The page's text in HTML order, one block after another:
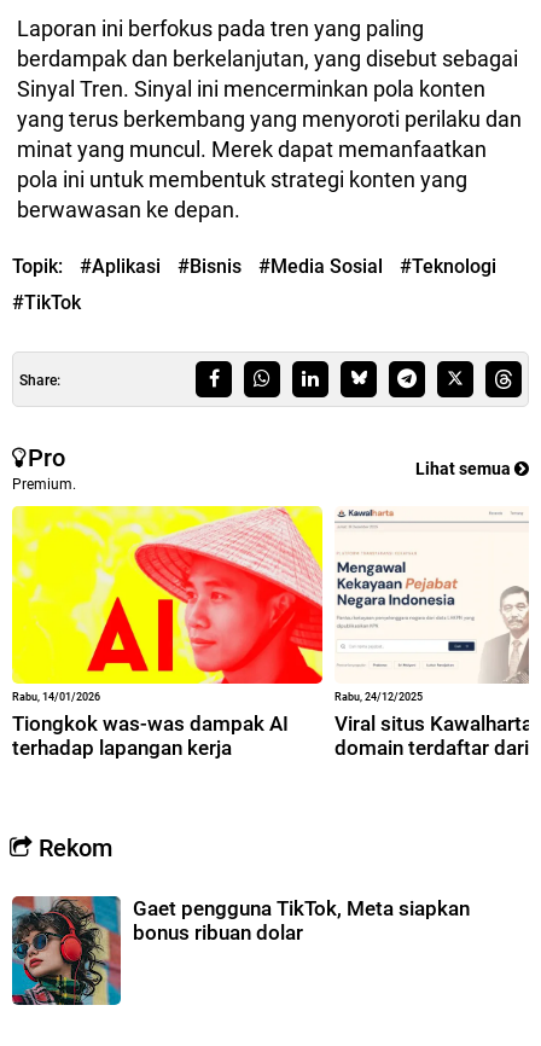
Laporan ini berfokus pada tren yang paling
berdampak dan berkelanjutan, yang disebut sebagai
Sinyal Tren. Sinyal ini mencerminkan pola konten
yang terus berkembang yang menyoroti perilaku dan
minat yang muncul. Merek dapat memanfaatkan
pola ini untuk membentuk strategi konten yang
berwawasan ke depan.
Topik: #Aplikasi #Bisnis #Media Sosial
#Teknologi
#TikTok
Share:
Pro
Premium.
Lihat semua
Rabu, 14/01/2026
Tiongkok was-was dampak AI
terhadap lapangan kerja
Rabu, 24/12/2025
Viral situs
domain terdaftar dari
Rekom
Gaet pengguna TikTok, Meta siapkan
bonus ribuan dolar